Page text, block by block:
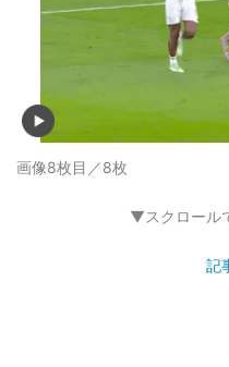
画像8枚目／8枚
▼スクロール
記